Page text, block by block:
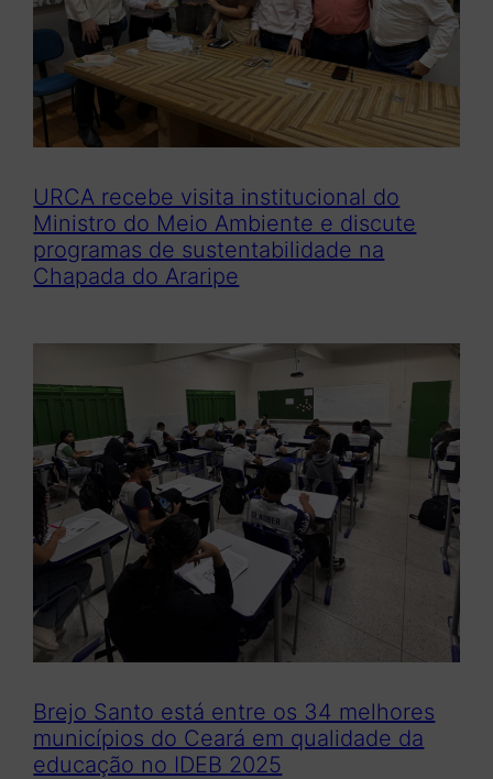
URCA recebe visita institucional do
Ministro do Meio Ambiente e discute
programas de sustentabilidade na
Chapada do Araripe
Brejo Santo está entre os 34 melhores
municípios do Ceará em qualidade da
educação no IDEB 2025